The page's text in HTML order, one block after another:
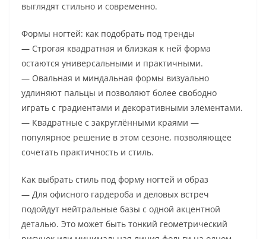
выглядят стильно и современно.
Формы ногтей: как подобрать под тренды
— Строгая квадратная и близкая к ней форма
остаются универсальными и практичными.
— Овальная и миндальная формы визуально
удлиняют пальцы и позволяют более свободно
играть с градиентами и декоративными элементами.
— Квадратные с закруглёнными краями —
популярное решение в этом сезоне, позволяющее
сочетать практичность и стиль.
Как выбрать стиль под форму ногтей и образ
— Для офисного гардероба и деловых встреч
подойдут нейтральные базы с одной акцентной
деталью. Это может быть тонкий геометрический